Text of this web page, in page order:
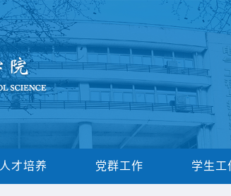
人才培养 党群工作 学生工